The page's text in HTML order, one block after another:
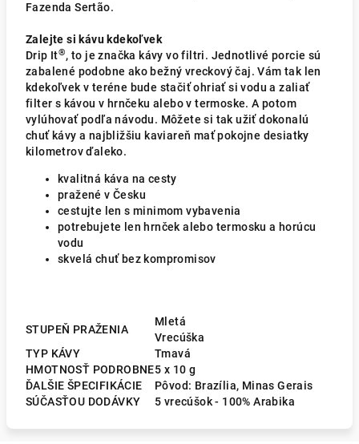
Fazenda Sertão.
Zalejte si kávu kdekoľvek
Drip It®, to je značka kávy vo filtri. Jednotlivé porcie sú
zabalené podobne ako bežný vreckový čaj. Vám tak len
kdekoľvek v teréne bude stačiť ohriať si vodu a zaliať
filter s kávou v hrnčeku alebo v termoske. A potom
vylúhovať podľa návodu. Môžete si tak užiť dokonalú
chuť kávy a najbližšiu kaviareň mať pokojne desiatky
kilometrov ďaleko.
kvalitná káva na cesty
pražené v Česku
cestujte len s minimom vybavenia
potrebujete len hrnček alebo termosku a horúcu
vodu
skvelá chuť bez kompromisov
STUPEŇ PRAŽENIA
Mletá
Vrecúška
TYP KÁVY
Tmavá
HMOTNOSŤ PODROBNE5 x 10 g
ĎALŠIE ŠPECIFIKÁCIE
Pôvod: Brazília, Minas Gerais
SÚČASŤOU DODÁVKY
5 vrecúšok - 100% Arabika